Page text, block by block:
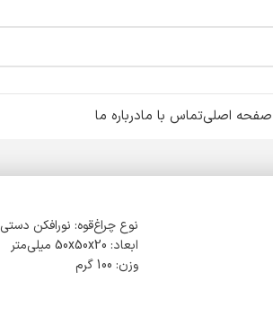
صفحه اصلیتماس با مادرباره ما
نوع چراغ‌قوه: نور‌افکن دستی
ابعاد: 50x50x20 میلی‌متر
وزن: 100 گرم